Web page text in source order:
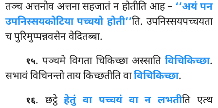
तञ्च अत्तनोव अत्तना सहजातं न होतीति आह – ‘‘अयं पन
उपनिस्सयकोटिया पच्चयो होती’’ति. उपनिस्सयपच्चयता
च पुरिमुप्पन्नवसेन वेदितब्बा.
१५. पञ्चमे विगता चिकिच्छा अस्साति विचिकिच्छा.
सभावं विचिनन्तो ताय किच्छतीति वाविचिकिच्छा.
१६. छट्ठेहेतुं वा पच्चयं वा न लभतीति एत्थ